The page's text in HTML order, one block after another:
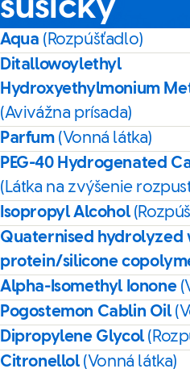
sušičky
Aqua (Rozpúšťadlo)
Ditallowoylethyl
Hydroxyethylmonium
(Avivážna prísada)
Parfum (Vonná látka)
PEG-40 Hydrogenated
(Látka na zvýšenie
Isopropyl Alcohol
Quaternised hydrolyzed
protein/silicone
Alpha-Isomethyl Ionone
Pogostemon Cablin Oil
Dipropylene Glycol
Citronellol(Vonná látka)